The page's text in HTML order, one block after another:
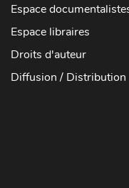
Espace
Espace libraires
Droits d'auteur
Diffusion / Distribution